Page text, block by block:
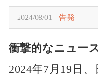
2024/08/01 告発
衝撃的なニュー
2024年7月19日